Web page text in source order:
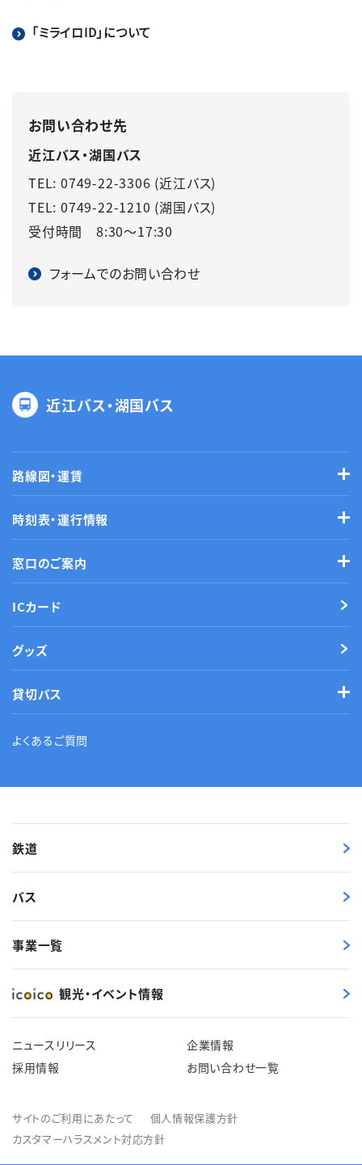
「ミライロID」について
お問い合わせ先
近江バス・湖国バス
TEL: 0749-22-3306 (近江バス)
TEL: 0749-22-1210 (湖国バス)
受付時間 8:30～17:30
フォームでのお問い合わせ
近江バス・湖国バス
路線図・運賃
時刻表・運行情報
窓口のご案内
ICカード
グッズ
貸切バス
よくあるご質問
鉄道
バス
事業一覧
観光・イベント情報
ニュースリリース
企業情報
採用情報
お問い合わせ一覧
サイトのご利用にあたって
個人情報保護方針
カスタマーハラスメント対応方針